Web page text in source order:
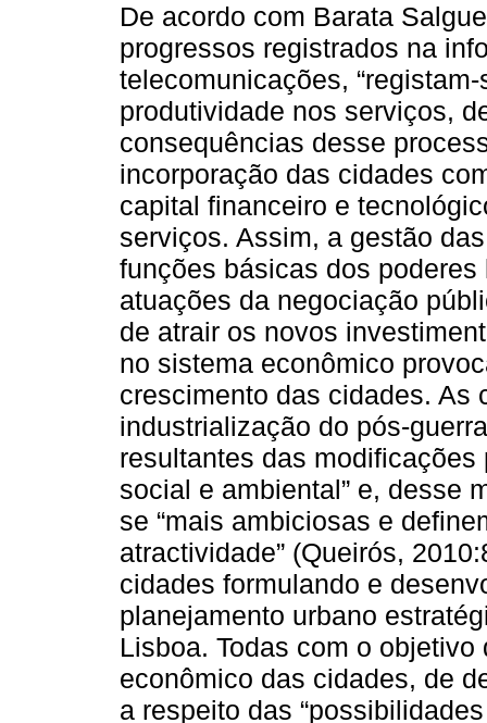
De acordo com Barata
progressos registrados na
telecomunicações,
produtividade nos serviços,
consequências desse
incorporação das cidades
capital financeiro e
serviços. Assim, a gestão
funções básicas dos
atuações da negociação
de atrair os novos
no sistema econômico
crescimento das cidades. As
industrialização do pós-
resultantes das
social e ambiental” e, desse
se “mais ambiciosas e
atractividade” (Queirós,
cidades formulando e
planejamento urbano
Lisboa. Todas com o
econômico das cidades, de
a respeito das